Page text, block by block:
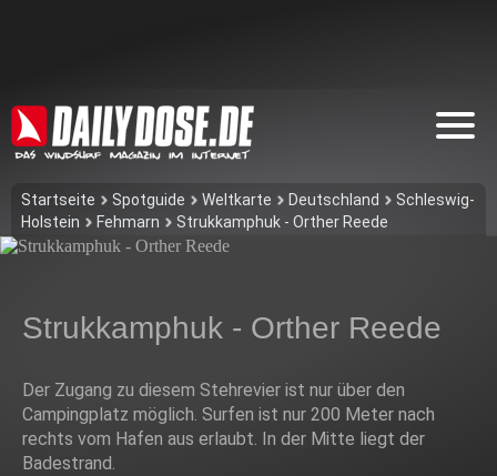
Startseite Spotguide Weltkarte Deutschland
Schleswig-
Holstein
Fehmarn Strukkamphuk - Orther Reede
Strukkamphuk - Orther Reede
Der Zugang zu diesem Stehrevier ist nur über den
Campingplatz möglich. Surfen ist nur 200 Meter nach
rechts vom Hafen aus erlaubt. In der Mitte liegt der
Badestrand.